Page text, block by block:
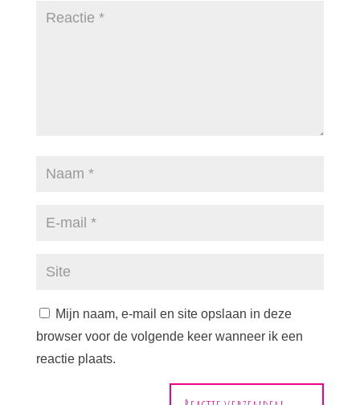
Mijn naam, e-mail en site opslaan in deze
browser voor de volgende keer wanneer ik een
reactie plaats.